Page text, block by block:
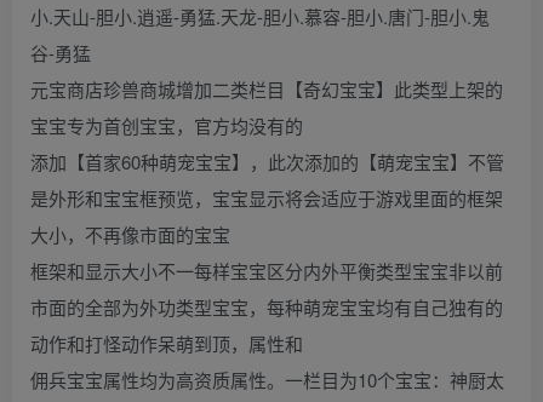
小.天山-胆小.逍遥-勇猛.天龙-胆小.慕容-胆小.唐门-胆小.鬼
谷-勇猛
元宝商店珍兽商城增加二类栏目【奇幻宝宝】此类型上架的
宝宝专为首创宝宝，官方均没有的
添加【首家60种萌宠宝宝】，此次添加的【萌宠宝宝】不管
是外形和宝宝框预览，宝宝显示将会适应于游戏里面的框架
大小，不再像市面的宝宝
框架和显示大小不一每样宝宝区分内外平衡类型宝宝非以前
市面的全部为外功类型宝宝，每种萌宠宝宝均有自己独有的
动作和打怪动作呆萌到顶，属性和
佣兵宝宝属性均为高资质属性。一栏目为10个宝宝：神厨太